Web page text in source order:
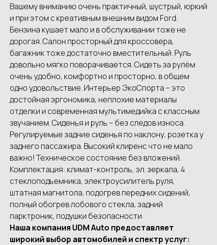
Вашему вниманию очень практичный, шустрый, юркий
и при этом с креативным внешним видом Ford.
Бензина кушает мало и в обслуживании тоже не
дорогая. Салон просторный для кроссовера,
багажник тоже достаточно вместительный. Руль
довольно мягко поворачивается. Сидеть за рулём
очень удобно, комфортно и просторно, в общем
одно удовольствие. Интерьер ЭкоСпорта – это
достойная эргономика, неплохие материалы
отделки и современная мультимедийка с классным
звучанием. Сиденья и руль – без следов износа.
Регулируемые задние сиденья по наклону, розетка у
заднего пассажира. Высокий клиренс что не мало
важно! Техническое состояние без вложений.
Комплектация: климат-контроль, эл. зеркала, 4
стеклоподъемника, электроусилитель руля,
штатная магнитола, подогрев передних сидений,
полный обогрев лобового стекла, задний
парктроник, подушки безопасности
Наша компания UDМ Аutо предоставляет
широкий выбор автомобилей и спектр услуг: